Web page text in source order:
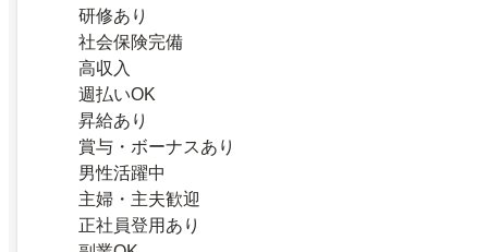
研修あり
社会保険完備
高収入
週払いOK
昇給あり
賞与・ボーナスあり
男性活躍中
主婦・主夫歓迎
正社員登用あり